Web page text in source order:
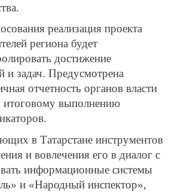
реализация проекта
региона будет
достижение
и задач. Предусмотрена
отчетность органов власти
итоговому выполнению
в Татарстане инструментов
и вовлечения его в диалог с
информационные системы
и «Народный инспектор»,